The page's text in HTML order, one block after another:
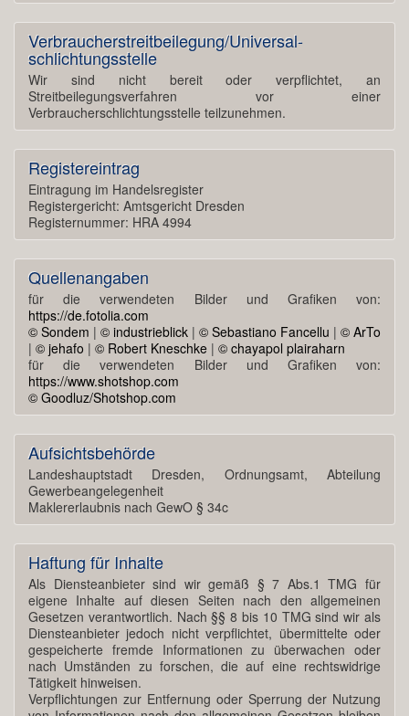
Verbraucher­streit­beilegung/Universal­
schlichtungs­stelle
Wir sind nicht bereit oder verpflichtet, an
Streitbeilegungsverfahren vor einer
Verbraucherschlichtungsstelle teilzunehmen.
Registereintrag
Eintragung im Handelsregister
Registergericht: Amtsgericht Dresden
Registernummer: HRA 4994
Quellenangaben
für die verwendeten Bilder und Grafiken von:
https://de.fotolia.com
© Sondem | © industrieblick | © Sebastiano Fancellu | © ArTo
| © jehafo | © Robert Kneschke | © chayapol plairaharn
für die verwendeten Bilder und Grafiken von:
https://www.shotshop.com
© Goodluz/Shotshop.com
Aufsichtsbehörde
Landeshauptstadt Dresden, Ordnungsamt, Abteilung
Gewerbeangelegenheit
Maklererlaubnis nach GewO § 34c
Haftung für Inhalte
Als Diensteanbieter sind wir gemäß § 7 Abs.1 TMG für
eigene Inhalte auf diesen Seiten nach den allgemeinen
Gesetzen verantwortlich. Nach §§ 8 bis 10 TMG sind wir als
Diensteanbieter jedoch nicht verpflichtet, übermittelte oder
gespeicherte fremde Informationen zu überwachen oder
nach Umständen zu forschen, die auf eine rechtswidrige
Tätigkeit hinweisen.
Verpflichtungen zur Entfernung oder Sperrung der Nutzung